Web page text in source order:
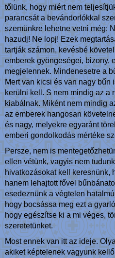
tőlünk, hogy miért nem
parancsát a bevándorlókkal
szemünkre lehetne vetni még:
hazudj! Ne lopj! Ezek
tartják számon, kevésbé
emberek gyöngeségei, bizony,
megjelennek. Mindenesetre a
Mert van kicsi és van nagy bűn
kerülni kell. S nem mindig az a
kiabálnak. Miként nem mindig
az emberek hangosan
és nagy, melyekre egyaránt
emberi gondolkodás mértéke
Persze, nem is
ellen vétünk, vagyis nem
hivatkozásokat kell keresnünk,
hanem lehajtott fővel
esedeznünk a végtelen
hogy bocsássa meg ezt a
hogy egészítse ki a mi véges,
szeretetünket.
Most ennek van itt az ideje.
akiket képtelenek vagyunk